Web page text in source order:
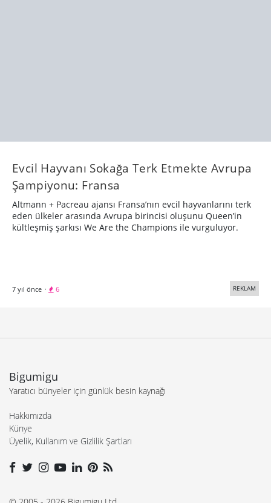
Evcil Hayvanı Sokağa Terk Etmekte Avrupa
Şampiyonu: Fransa
Altmann + Pacreau ajansı Fransa’nın evcil hayvanlarını terk
eden ülkeler arasında Avrupa birincisi oluşunu Queen’in
kültleşmiş şarkısı We Are the Champions ile vurguluyor.
7 yıl önce · 6 REKLAM
Bigumigu
Yaratıcı bünyeler için günlük besin kaynağı
Hakkımızda
Künye
Üyelik, Kullanım ve Gizlilik Şartları